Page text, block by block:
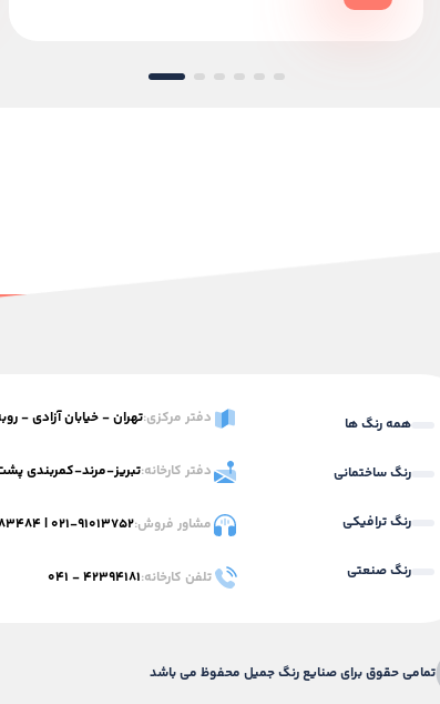
همه رنگ ها
رنگ ساختمانی
رنگ ترافیکی
رنگ صنعتی
دفتر مرکزی:تهران - خیابان آزادی - روبه روی
دفتر کارخانه:تبریز-مرند-کمربندی
مشاور فروش:۰۲۱-۹۱۰۱۳۷۵۲|
تلفن کارخانه:۴۲۳۹۴۱۸۱ - ۰۴۱
تمامی حقوق برای صنایع رنگ جمیل محفوظ می باشد